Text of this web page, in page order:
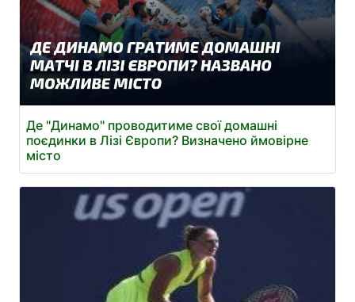
Де "Динамо" проводитиме свої домашні
поєдинки в Лізі Європи? Визначено ймовірне
місто